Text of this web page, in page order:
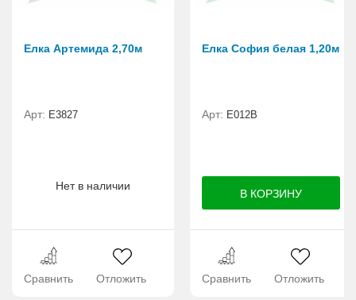
Елка Артемида 2,70м
Арт: E3827
Нет в наличии
Сравнить Отложить
Елка София белая 1,20м
Арт: E012B
Сравнить Отложить